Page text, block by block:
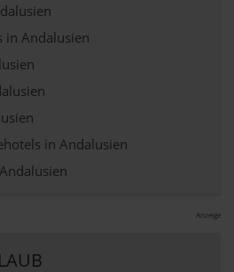
in Andalusien
in Andalusien
Anzeige